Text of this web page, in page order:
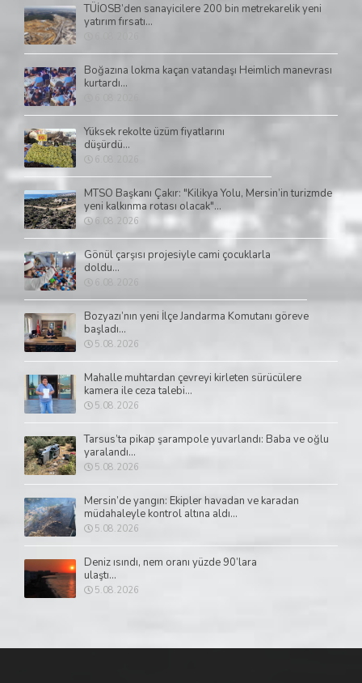
TÜİOSB’den sanayicilere 200 bin metrekarelik yeni
yatırım fırsatı...
Boğazına lokma kaçan vatandaşı Heimlich manevrası
kurtardı...
Yüksek rekolte üzüm fiyatlarını
düşürdü...
6.08.2026
MTSO Başkanı Çakır: "Kilikya Yolu, Mersin’in turizmde
yeni kalkınma rotası olacak"...
6.08.2026
Gönül çarşısı projesiyle cami çocuklarla
doldu...
6.08.2026
Bozyazı’nın yeni İlçe Jandarma Komutanı göreve
başladı...
5.08.2026
Mahalle muhtardan çevreyi kirleten sürücülere
kamera ile ceza talebi...
5.08.2026
Tarsus’ta pikap şarampole yuvarlandı: Baba ve oğlu
yaralandı...
5.08.2026
Mersin’de yangın: Ekipler havadan ve karadan
müdahaleyle kontrol altına aldı...
5.08.2026
Deniz ısındı, nem oranı yüzde 90’lara
ulaştı...
5.08.2026